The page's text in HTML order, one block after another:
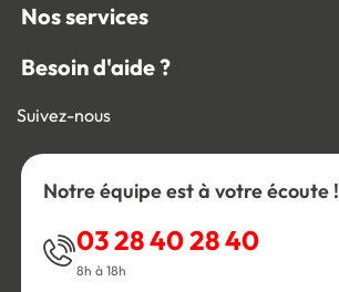
Nos services
Besoin d'aide ?
Suivez-nous
Notre équipe est à votre écoute !
03 28 40 28 40
8h à 18h